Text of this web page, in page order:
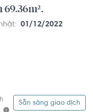
69.36m².
01/12/2022
Sẵn sàng giao dịch